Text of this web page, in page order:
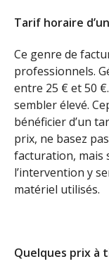
Tarif horaire
Ce genre de
professionnels.
entre 25 € et 50
sembler élevé.
bénéficier d’un
prix, ne basez
facturation, mais
l’intervention y
matériel utilisés.
Quelques prix à